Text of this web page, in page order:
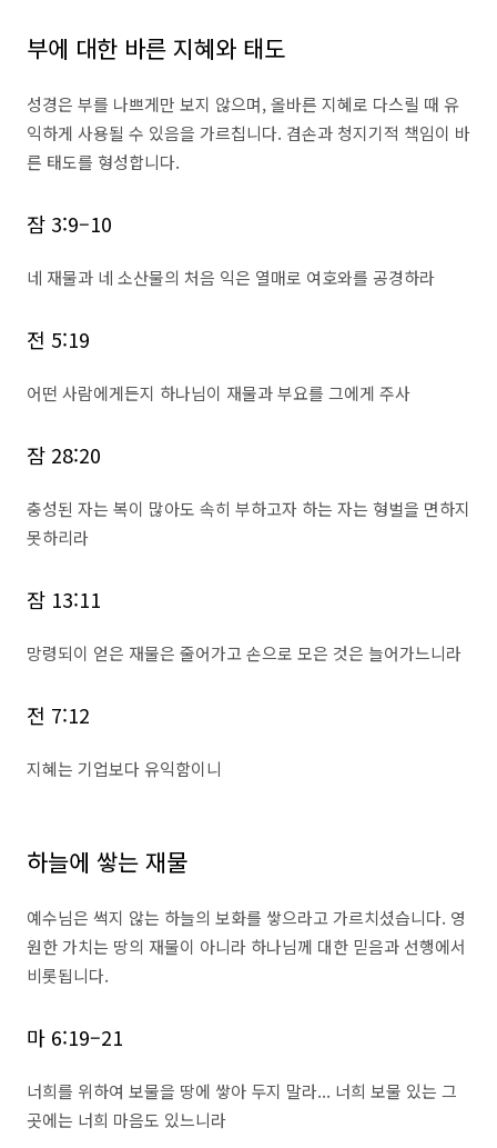
부에 대한 바른 지혜와 태도
성경은 부를 나쁘게만 보지 않으며, 올바른 지혜로 다스릴 때 유
익하게 사용될 수 있음을 가르칩니다. 겸손과 청지기적 책임이 바
른 태도를 형성합니다.
잠 3:9–10
네 재물과 네 소산물의 처음 익은 열매로 여호와를 공경하라
전 5:19
어떤 사람에게든지 하나님이 재물과 부요를 그에게 주사
잠 28:20
충성된 자는 복이 많아도 속히 부하고자 하는 자는 형벌을 면하지
못하리라
잠 13:11
망령되이 얻은 재물은 줄어가고 손으로 모은 것은 늘어가느니라
전 7:12
지혜는 기업보다 유익함이니
하늘에 쌓는 재물
예수님은 썩지 않는 하늘의 보화를 쌓으라고 가르치셨습니다. 영
원한 가치는 땅의 재물이 아니라 하나님께 대한 믿음과 선행에서
비롯됩니다.
마 6:19–21
너희를 위하여 보물을 땅에 쌓아 두지 말라... 너희 보물 있는 그
곳에는 너희 마음도 있느니라